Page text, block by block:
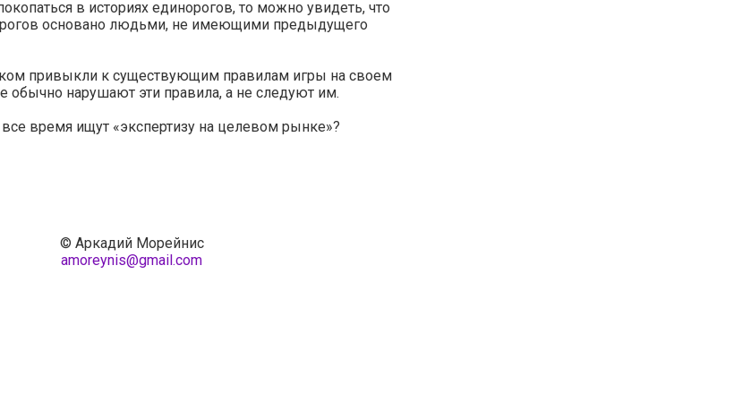
в историях единорогов, то можно увидеть, что
основано людьми, не имеющими предыдущего
привыкли к существующим правилам игры на своем
обычно нарушают эти правила, а не следуют им.
время ищут «экспертизу на целевом рынке»?
© Аркадий Морейнис
amoreynis@gmail.com